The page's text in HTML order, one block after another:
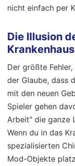
nicht einfach per
Die Illusion
Der größte
der Glaube, dass
mit den neuen
Spieler gehen
Arbeit" die ganze
Wenn du in das
spezialisierten
Mod-Objekte